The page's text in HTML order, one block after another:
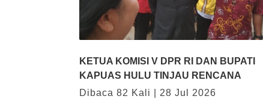
KETUA KOMISI V DPR RI DAN BUPATI
KAPUAS HULU TINJAU RENCANA
Dibaca 82 Kali | 28 Jul 2026